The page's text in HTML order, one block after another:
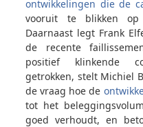
ontwikkelingen die de
vooruit te blikken
Daarnaast legt Frank
de recente
positief klinkende
getrokken, stelt Michiel
de vraag hoe de
tot het
goed verhoudt, en